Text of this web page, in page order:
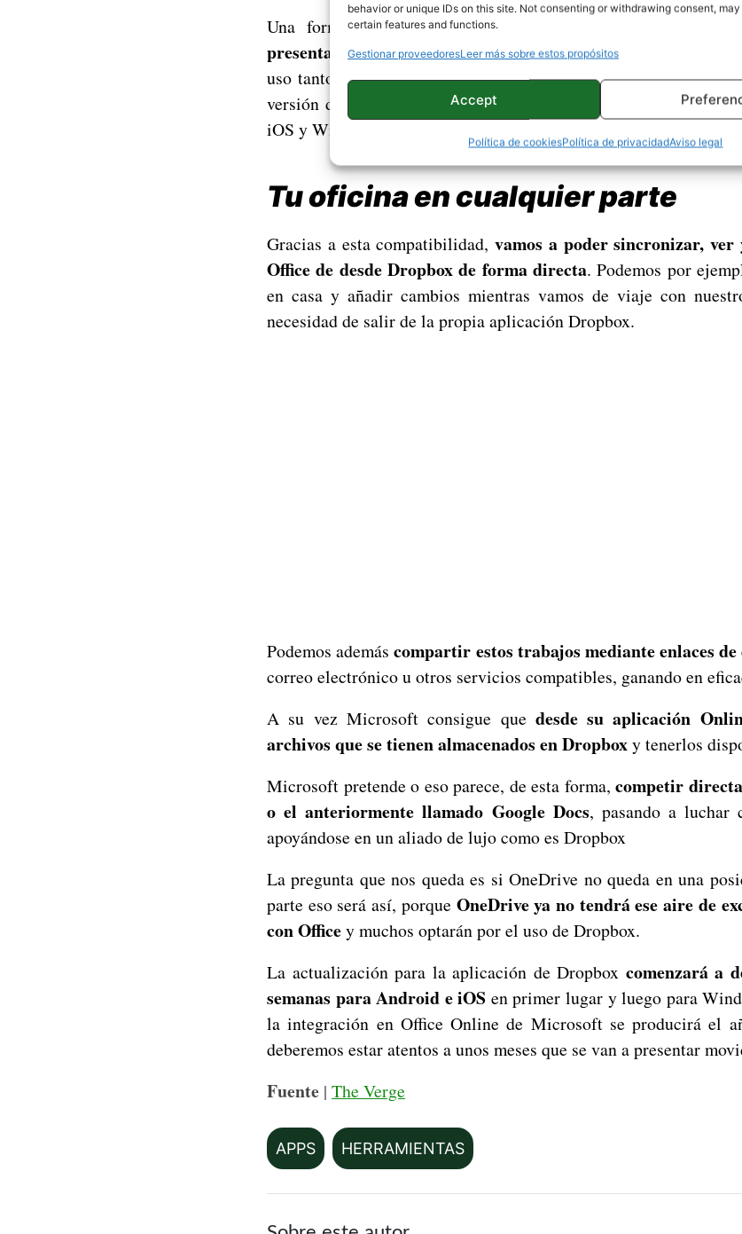
behavior or unique IDs on this site. Not consenting or withdrawing consent,
certain features and functions.
Gestionar proveedoresLeer más sobre estos propósitos
Accept
Política de cookiesPolítica de privacidadAviso legal
Una forma paratratar de mejorar la productividad con
presentaciones y hojas de cálculo de lasuiteofimática de
uso tanto de Office, como de Dropbox, una experiencia mucho
versión de escritorio como en los dispositivos móviles, pues
iOS y Windows Phone.
Tu oficina en cualquier parte
Gracias a esta compatibilidad, vamos a poder sincronizar,
Office de desde Dropbox de forma directa. Podemos por
en casa y añadir cambios mientras vamos de viaje con
necesidad de salir de la propia aplicación Dropbox.
Podemos ademáscompartir estos trabajos mediante enlaces de
correo electrónico u otros servicios compatibles, ganando en
A su vez Microsoft consigue que desde su aplicación
archivos que se tienen almacenados en Dropboxy tenerlos
Microsoft pretende o eso parece, de esta forma, competir
o el anteriormente llamado Google Docs, pasando a luchar
apoyándose en un aliado de lujo como es Dropbox
La pregunta que nos queda es si OneDrive no queda en una
parte eso será así, porque OneDrive ya no tendrá ese aire de
con Officey muchos optarán por el uso de Dropbox.
La actualización para la aplicación de Dropbox comenzará a
semanas para Android e iOS en primer lugar y luego para
la integración en Office Online de Microsoft se producirá el
deberemos estar atentos a unos meses que se van a presentar
Fuente | The Verge
APPS HERRAMIENTAS